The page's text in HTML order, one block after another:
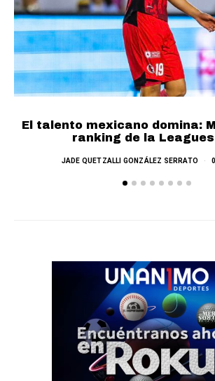
El talento mexicano domina:
ranking de la Leagues
JADE QUETZALLI GONZÁLEZ SERRATO